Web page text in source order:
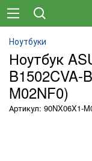
Ноутбуки
Ноутбук
B1502CVA-
M02NF0)
Артикул: 90NX06X1-